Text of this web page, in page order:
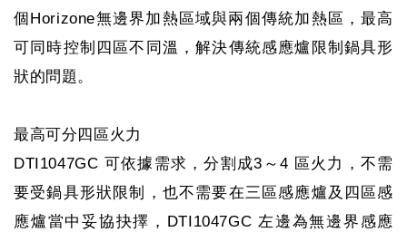
個Horizone無邊界加熱區域與兩個傳統加熱區，最高
可同時控制四區不同溫，解決傳統感應爐限制鍋具形
狀的問題。
最高可分四區火力
DTI1047GC 可依據需求，分割成3～4 區火力，不需
要受鍋具形狀限制，也不需要在三區感應爐及四區感
應爐當中妥協抉擇，DTI1047GC 左邊為無邊界感應